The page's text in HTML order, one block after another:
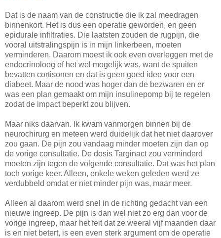
Dat is de naam van de constructie die ik zal meedragen
binnenkort. Het is dus een operatie geworden, en geen
epidurale infiltraties. Die laatsten zouden de rugpijn, die
vooral uitstralingspijn is in mijn linkerbeen, moeten
verminderen. Daarom moest ik ook even overleggen met de
endocrinoloog of het wel mogelijk was, want de spuiten
bevatten cortisonen en dat is geen goed idee voor een
diabeet. Maar de nood was hoger dan de bezwaren en er
was een plan gemaakt om mijn insulinepomp bij te regelen
zodat de impact beperkt zou blijven.
Maar niks daarvan. Ik kwam vanmorgen binnen bij de
neurochirurg en meteen werd duidelijk dat het niet daarover
zou gaan. De pijn zou vandaag minder moeten zijn dan op
de vorige consultatie. De dosis Targinact zou verminderd
moeten zijn tegen de volgende consultatie. Dat was het plan
toch vorige keer. Alleen, enkele weken geleden werd ze
verdubbeld omdat er niet minder pijn was, maar meer.
Alleen al daarom werd snel in de richting gedacht van een
nieuwe ingreep. De pijn is dan wel niet zo erg dan voor de
vorige ingreep, maar het feit dat ze weeral vijf maanden daar
is en niet betert, is een even sterk argument om de operatie